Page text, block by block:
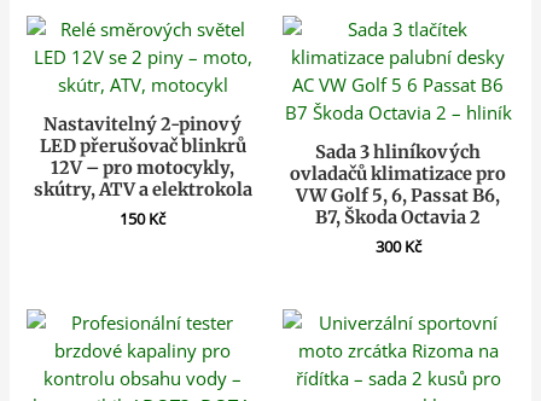
Nastavitelný 2-pinový
LED přerušovač blinkrů
12V – pro motocykly,
skútry, ATV a elektrokola
150Kč
Sada 3 hliníkových
ovladačů klimatizace pro
VW Golf 5, 6, Passat B6,
B7, Škoda Octavia 2
300Kč